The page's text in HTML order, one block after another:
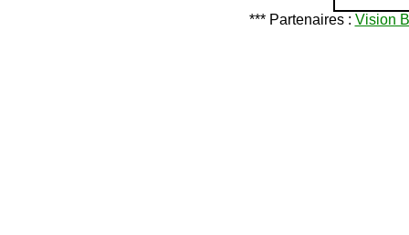
*** Partenaires : Vision